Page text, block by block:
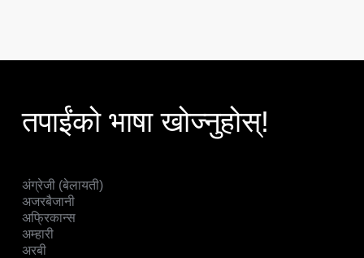
तपाईंको भाषा खोज्नुहोस्!
अंग्रेजी (बेलायती)
अजरबैजानी
अफ्रिकान्स
अम्हारी
अरबी